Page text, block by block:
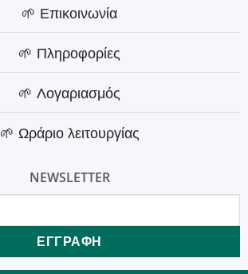
🌱 Επικοινωνία
🌱 Πληροφορίες
🌱 Λογαριασμός
🌱 Ωράριο λειτουργίας
NEWSLETTER